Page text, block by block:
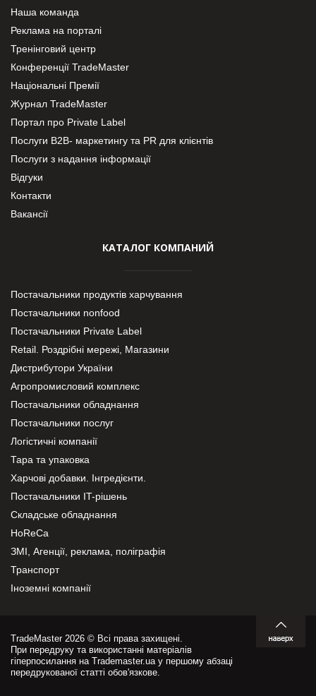
Наша команда
Реклама на порталі
Тренінговий центр
Конференції TradeMaster
Національні Премії
Журнал TradeMaster
Портал про Private Label
Послуги В2В- маркетингу та PR для клієнтів
Послуги з надання інформації
Відгуки
Контакти
Вакансії
КАТАЛОГ КОМПАНИЙ
Постачальники продуктів харчування
Постачальники nonfood
Постачальники Private Label
Retail. Роздрібні мережі, Магазини
Дистрибутори України
Агропромисловий комплекс
Постачальники обладнання
Постачальники послуг
Логістичні компанії
Тара та упаковка
Харчові добавки. Інгредієнти.
Постачальники IT-рішень
Складське обладнання
HoReCa
ЗМІ, Агенції, реклама, поліграфія
Транспорт
Іноземні компанії
TradeMaster 2026 © Всі права захищені.
При передруку та використанні матеріалів
гіперпосилання на Trademaster.ua у першому абзаці
передрукованої статті обов'язкове.